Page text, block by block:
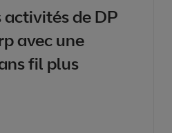
de DP
avec une
fil plus